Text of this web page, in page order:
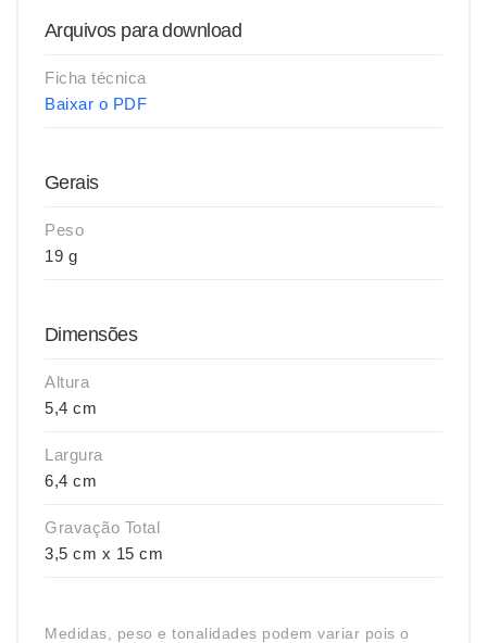
Arquivos para download
Ficha técnica
Baixar o PDF
Gerais
Peso
19 g
Dimensões
Altura
5,4 cm
Largura
6,4 cm
Gravação Total
3,5 cm x 15 cm
Medidas, peso e tonalidades podem variar pois o